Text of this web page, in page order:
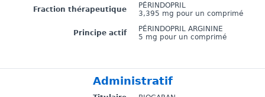
Fraction thérapeutique
PÉRINDOPRIL
3,395 mg pour un comprimé
Principe actif
PÉRINDOPRIL ARGININE
5 mg pour un comprimé
Administratif